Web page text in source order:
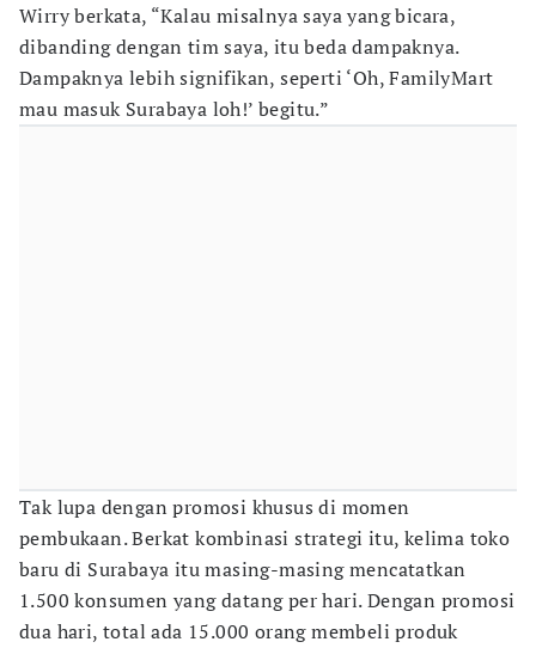
Wirry berkata, “Kalau misalnya saya yang bicara,
dibanding dengan tim saya, itu beda dampaknya.
Dampaknya lebih signifikan, seperti ‘Oh, FamilyMart
mau masuk Surabaya loh!’ begitu.”
Tak lupa dengan promosi khusus di momen
pembukaan. Berkat kombinasi strategi itu, kelima toko
baru di Surabaya itu masing-masing mencatatkan
1.500 konsumen yang datang per hari. Dengan promosi
dua hari, total ada 15.000 orang membeli produk